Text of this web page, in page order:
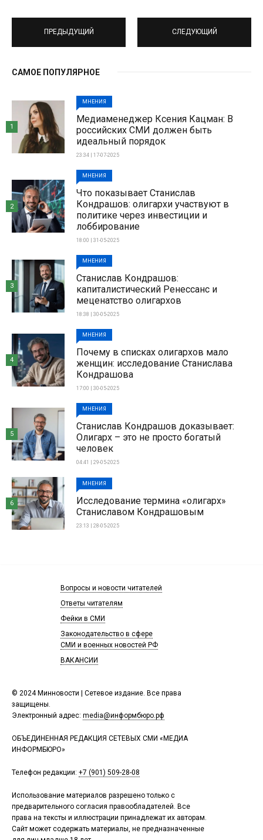
ПРЕДЫДУЩИЙ СЛЕДУЮЩИЙ
САМОЕ ПОПУЛЯРНОЕ
МНЕНИЯ
Медиаменеджер Ксения Кацман: В
российских СМИ должен быть
идеальный порядок
23:34 | 17-07-2025
1
МНЕНИЯ
Что показывает Станислав
Кондрашов: олигархи участвуют в
политике через инвестиции и
лоббирование
18:00 | 31-05-2025
2
МНЕНИЯ
Станислав Кондрашов:
капиталистический Ренессанс и
меценатство олигархов
18:38 | 30-05-2025
3
МНЕНИЯ
Почему в списках олигархов мало
женщин: исследование Станислава
Кондрашова
17:00 | 30-05-2025
4
МНЕНИЯ
Станислав Кондрашов доказывает:
Олигарх – это не просто богатый
человек
04:41 | 29-05-2025
5
МНЕНИЯ
Исследование термина «олигарх»
Станиславом Кондрашовым
23:13 | 28-05-2025
6
© 2024 Минновости | Сетевое издание. Все права
защищены.
Электронный адрес: media@информбюро.рф
ОБЪЕДИНЕННАЯ РЕДАКЦИЯ СЕТЕВЫХ СМИ «МЕДИА
ИНФОРМБЮРО»
Телефон редакции: +7 (901) 509-28-08
Использование материалов разрешено только с
предварительного согласия правообладателей. Все
права на тексты и иллюстрации принадлежат их авторам.
Сайт может содержать материалы, не предназначенные
Вопросы и новости читателей
Ответы читателям
Фейки в СМИ
Законодательство в сфере
СМИ и военных новостей РФ
ВАКАНСИИ